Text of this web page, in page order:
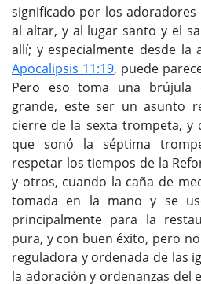
significado por los
al altar, y al lugar santo y el
allí; y especialmente desde
Apocalipsis 11:19, puede
Pero eso toma una brújula
grande, este ser un asunto
cierre de la sexta trompeta, y
que sonó la séptima
respetar los tiempos de la
y otros, cuando la caña de
tomada en la mano y se
principalmente para la
pura, y con buen éxito, pero
reguladora y ordenada de las
la adoración y ordenanzas del